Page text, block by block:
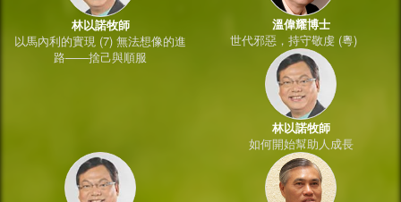
林以諾牧師
以馬內利的實現 (7) 無法想像的進
路——捨己與順服
溫偉耀博士
世代邪惡，持守敬虔 (粵)
林以諾牧師
如何開始幫助人成長